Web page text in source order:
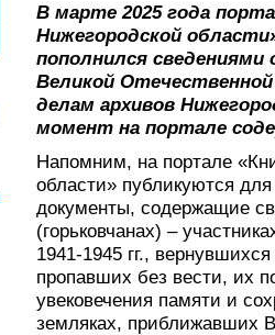
В марте 2025 года
Нижегородской
пополнился сведениями
Великой
делам архивов
момент на портале
Напомним, на портале
области» публикуются
документы, содержащие
(горьковчанах) –
1941-1945 гг.,
пропавших без вести, их
увековечения памяти и
земляках, приближавших